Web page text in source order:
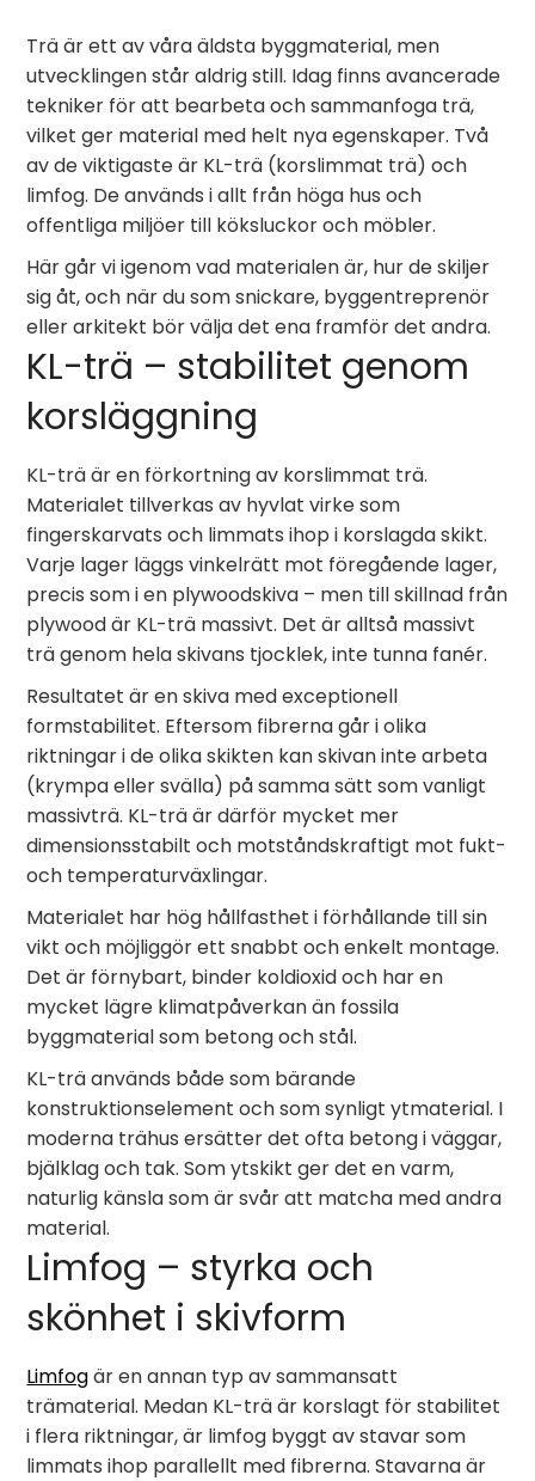
Trä är ett av våra äldsta byggmaterial, men
utvecklingen står aldrig still. Idag finns avancerade
tekniker för att bearbeta och sammanfoga trä,
vilket ger material med helt nya egenskaper. Två
av de viktigaste är KL-trä (korslimmat trä) och
limfog. De används i allt från höga hus och
offentliga miljöer till köksluckor och möbler.
Här går vi igenom vad materialen är, hur de skiljer
sig åt, och när du som snickare, byggentreprenör
eller arkitekt bör välja det ena framför det andra.
KL-trä – stabilitet genom
korsläggning
KL-trä är en förkortning av korslimmat trä.
Materialet tillverkas av hyvlat virke som
fingerskarvats och limmats ihop i korslagda skikt.
Varje lager läggs vinkelrätt mot föregående lager,
precis som i en plywoodskiva – men till skillnad från
plywood är KL-trä massivt. Det är alltså massivt
trä genom hela skivans tjocklek, inte tunna fanér.
Resultatet är en skiva med exceptionell
formstabilitet. Eftersom fibrerna går i olika
riktningar i de olika skikten kan skivan inte arbeta
(krympa eller svälla) på samma sätt som vanligt
massivträ. KL-trä är därför mycket mer
dimensionsstabilt och motståndskraftigt mot fukt-
och temperaturväxlingar.
Materialet har hög hållfasthet i förhållande till sin
vikt och möjliggör ett snabbt och enkelt montage.
Det är förnybart, binder koldioxid och har en
mycket lägre klimatpåverkan än fossila
byggmaterial som betong och stål.
KL-trä används både som bärande
konstruktionselement och som synligt ytmaterial. I
moderna trähus ersätter det ofta betong i väggar,
bjälklag och tak. Som ytskikt ger det en varm,
naturlig känsla som är svår att matcha med andra
material.
Limfog – styrka och
skönhet i skivform
Limfogär en annan typ av sammansatt
trämaterial. Medan KL-trä är korslagt för stabilitet
i flera riktningar, är limfog byggt av stavar som
limmats ihop parallellt med fibrerna. Stavarna är